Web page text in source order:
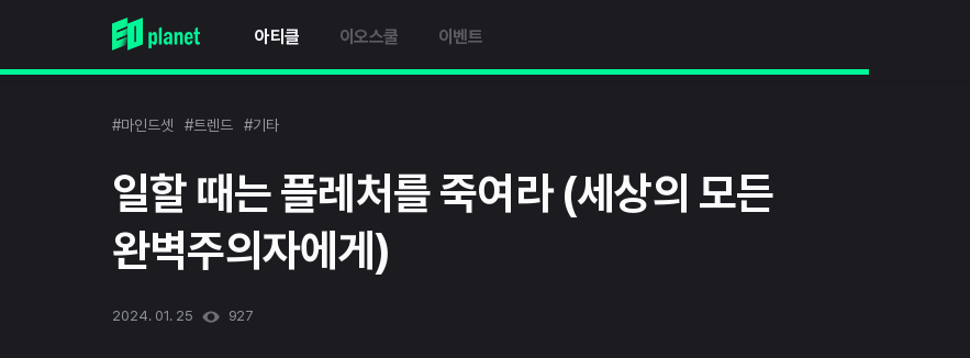
아티클 이오스쿨 이벤트
#마인드셋 #트렌드 #기타
일할 때는 플레처를 죽여라 (세상의 모든
완벽주의자에게)
2024. 01. 25 927